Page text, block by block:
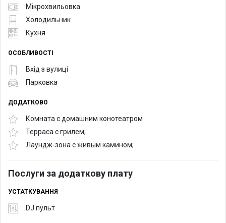
Мікрохвильовка
Холодильник
Кухня
ОСОБЛИВОСТІ
Вхід з вулиці
Парковка
ДОДАТКОВО
Комната с домашним конотеатром
Терраса с грилем;
Лаундж-зона с живым камином;
Послуги за додаткову плату
УСТАТКУВАННЯ
DJ пульт